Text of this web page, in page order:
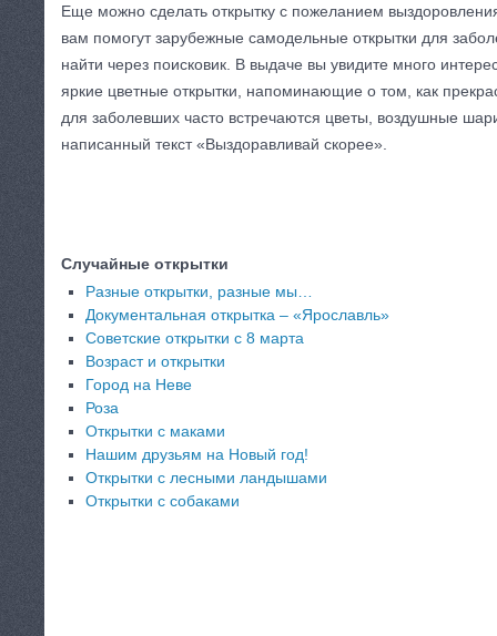
Еще можно сделать открытку с пожеланием
вам помогут зарубежные самодельные открытки для
найти через поисковик. В выдаче вы увидите много
яркие цветные открытки, напоминающие о том, как
для заболевших часто встречаются цветы, воздушные
написанный текст «Выздоравливай скорее».
Случайные открытки
Разные открытки, разные мы…
Документальная открытка – «Ярославль»
Советские открытки с 8 марта
Возраст и открытки
Город на Неве
Роза
Открытки с маками
Нашим друзьям на Новый год!
Открытки с лесными ландышами
Открытки с собаками